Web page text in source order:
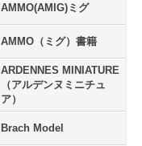
AMMO(AMIG)ミグ
AMMO（ミグ）書籍
ARDENNES MINIATURE
（アルデンヌミニチュ
ア）
Brach Model